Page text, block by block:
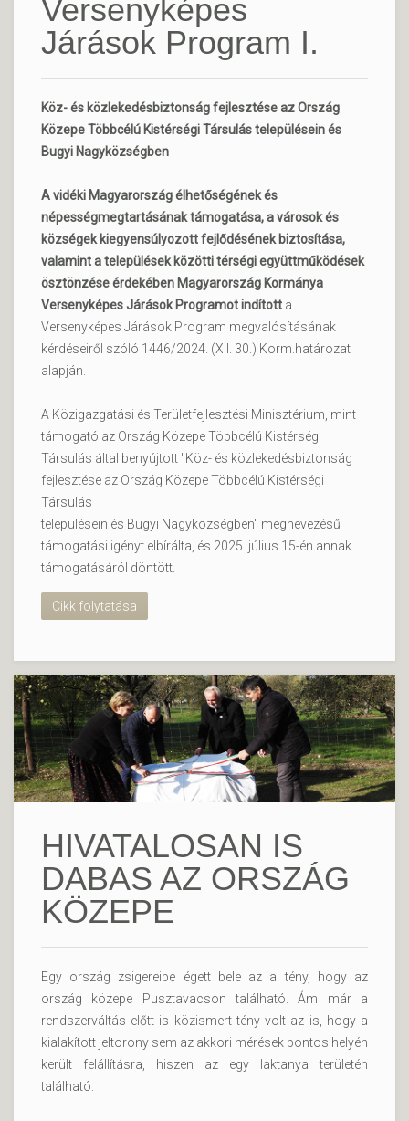
Versenyképes
Járások Program I.
Köz- és közlekedésbiztonság fejlesztése az Ország
Közepe Többcélú Kistérségi Társulás településein és
Bugyi Nagyközségben
A vidéki Magyarország élhetőségének és
népességmegtartásának támogatása, a városok és
községek kiegyensúlyozott fejlődésének biztosítása,
valamint a települések közötti térségi együttműködések
ösztönzése érdekében Magyarország Kormánya
Versenyképes Járások Programot indított a
Versenyképes Járások Program megvalósításának
kérdéseiről szóló 1446/2024. (XII. 30.) Korm.határozat
alapján.
A Közigazgatási és Területfejlesztési Minisztérium, mint
támogató az Ország Közepe Többcélú Kistérségi
Társulás által benyújtott "Köz- és közlekedésbiztonság
fejlesztése az Ország Közepe Többcélú Kistérségi
Társulás
településein és Bugyi Nagyközségben" megnevezésű
támogatási igényt elbírálta, és 2025. július 15-én annak
támogatásáról döntött.
Cikk folytatása
HIVATALOSAN IS
DABAS AZ ORSZÁG
KÖZEPE
Egy ország zsigereibe égett bele az a tény, hogy az
ország közepe Pusztavacson található. Ám már a
rendszerváltás előtt is közismert tény volt az is, hogy a
kialakított jeltorony sem az akkori mérések pontos helyén
került felállításra, hiszen az egy laktanya területén
található.